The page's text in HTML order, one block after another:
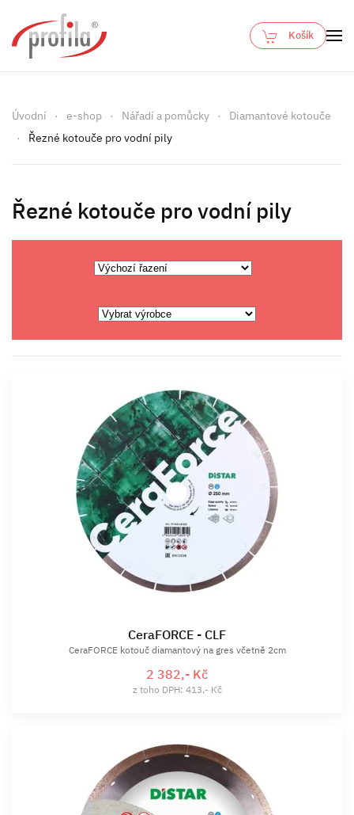
Skip to main content
Košík
Úvodní e-shop Nářadí a pomůcky
Diamantové kotouče
Řezné kotouče pro vodní pily
Řezné kotouče pro vodní pily
CeraFORCE - CLF
CeraFORCE kotouč diamantový na gres včetně 2cm
2 382,- Kč
z toho DPH: 413,- Kč